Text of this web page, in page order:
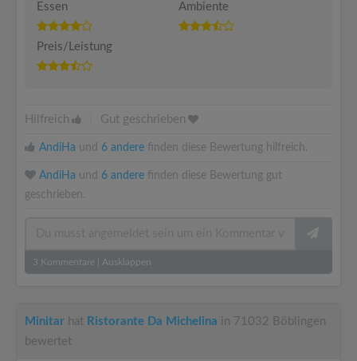
Essen Ambiente
Preis/Leistung
Hilfreich Gut geschrieben
AndiHa und 6 andere finden diese Bewertung hilfreich.
AndiHa und 6 andere finden diese Bewertung gut
geschrieben.
3 Kommentare Ausklappen
Minitar hat Ristorante Da Michelina in 71032 Böblingen
bewertet